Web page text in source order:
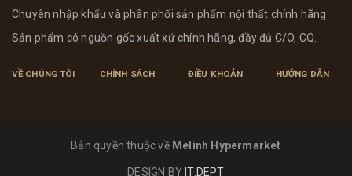
Chuyên nhập khẩu và phân phối sản phẩm nội thất chính hãng
Sản phẩm có nguồn gốc xuất xứ chính hãng, đầy đủ C/O, CQ.
VỀ CHÚNG TÔI CHÍNH SÁCH ĐIỀU KHOẢN HƯỚNG DẪN
Bản quyền thuộc về Melinh Hypermarket
DESIGN BY IT.DEPT